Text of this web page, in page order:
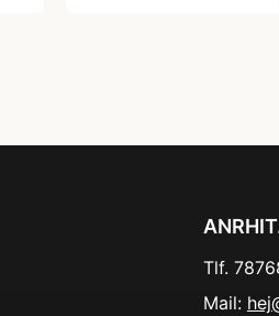
Tlf.
Mail: